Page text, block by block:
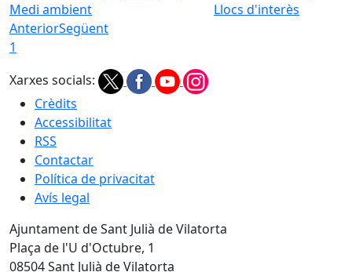
Medi ambient
Llocs d'interès
AnteriorSegüent
1
Xarxes socials:
Crèdits
Accessibilitat
RSS
Contactar
Política de privacitat
Avís legal
Ajuntament de Sant Julià de Vilatorta
Plaça de l'U d'Octubre, 1
08504 Sant Julià de Vilatorta